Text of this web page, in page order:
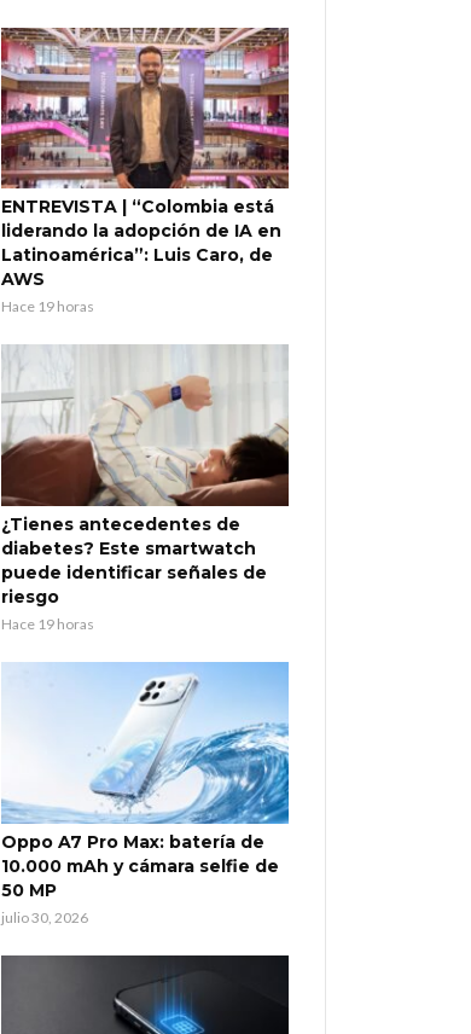
ENTREVISTA | “Colombia está
liderando la adopción de IA en
Latinoamérica”: Luis Caro, de
AWS
Hace 19 horas
¿Tienes antecedentes de
diabetes? Este smartwatch
puede identificar señales de
riesgo
Hace 19 horas
Oppo A7 Pro Max: batería de
10.000 mAh y cámara selfie de
50 MP
julio 30, 2026